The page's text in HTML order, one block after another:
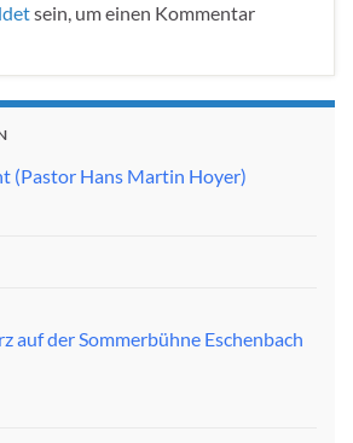
sein, um einen Kommentar
(Pastor Hans Martin Hoyer)
auf der Sommerbühne Eschenbach